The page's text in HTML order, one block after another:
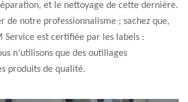
et le nettoyage de cette dernière.
de notre professionnalisme ; sachez que,
Service est certifiée par les labels :
n’utilisons que des outillages
produits de qualité.